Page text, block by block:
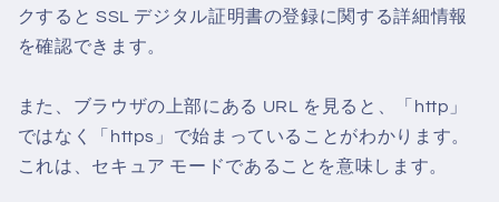
クすると SSL デジタル証明書の登録に関する詳細情報
を確認できます。
また、ブラウザの上部にある URL を見ると、「http」
ではなく「https」で始まっていることがわかります。
これは、セキュア モードであることを意味します。